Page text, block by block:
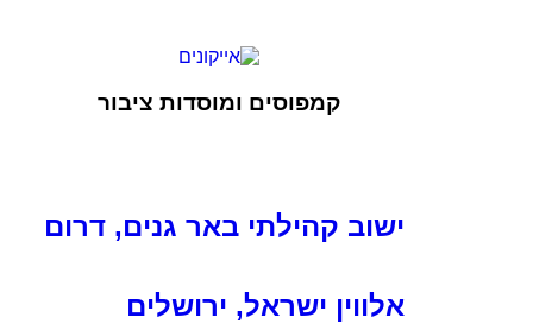
קמפוסים ומוסדות ציבור
ישוב קהילתי באר גנים, דרום
אלווין ישראל, ירושלים